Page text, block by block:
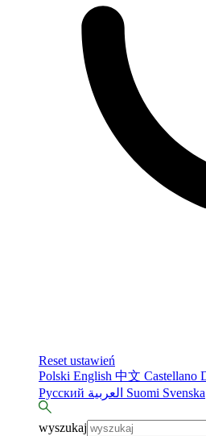
Reset ustawień
Polski English 中文 Castellano
Русский
Suomi Svenska
wyszukaj